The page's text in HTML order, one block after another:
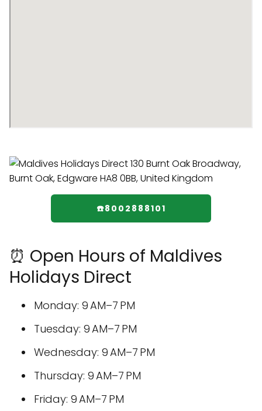
☎️8002888101
⏰ Open Hours of Maldives
Holidays Direct
Monday: 9 AM–7 PM
Tuesday: 9 AM–7 PM
Wednesday: 9 AM–7 PM
Thursday: 9 AM–7 PM
Friday: 9 AM–7 PM